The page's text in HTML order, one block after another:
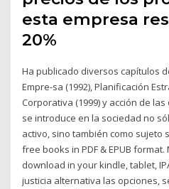
esta empresa
20%
Ha publicado diversos capítulos
Empre-sa (1992), Planificación
Corporativa (1999) y acción de
se introduce en la sociedad no
activo, sino también como sujeto
free books in PDF & EPUB
download in your kindle, tablet,
justicia alternativa las opciones,